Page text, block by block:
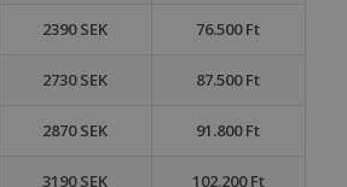
2390 SEK 76.500 Ft
2730 SEK 87.500 Ft
2870 SEK 91.800 Ft
3190 SEK 102.200 Ft